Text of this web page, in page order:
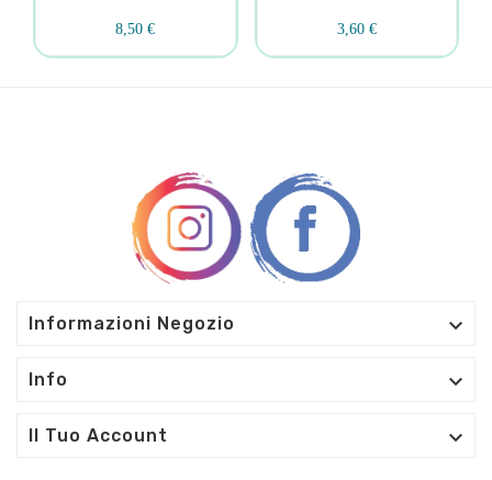
8,50 € 3,60 €
Informazioni Negozio 
Info 
Il Tuo Account 